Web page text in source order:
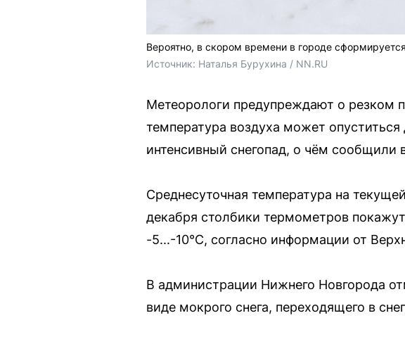
Вероятно, в скором времени в городе
Источник: Наталья Бурухина / NN.RU
Метеорологи предупреждают о резком
температура воздуха может
интенсивный снегопад, о чём сообщили
Среднесуточная температура на
декабря столбики термометров
-5...-10°C, согласно информации от
В администрации Нижнего Новгорода
виде мокрого снега, переходящего в